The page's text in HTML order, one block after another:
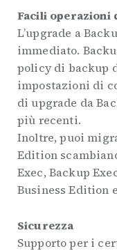
Facili operazioni
L’upgrade a
immediato.
policy di backup
impostazioni di
di upgrade da
più recenti.
Inoltre, puoi
Edition
Exec, Backup
Business Edition
Sicurezza
Supporto per i